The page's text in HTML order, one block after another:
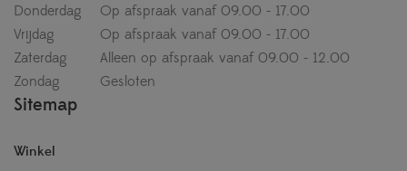
Donderdag
Op afspraak vanaf 09.00 - 17.00
Vrijdag
Op afspraak vanaf 09.00 - 17.00
Zaterdag
Alleen op afspraak vanaf 09.00 - 12.00
Zondag
Gesloten
Sitemap
Winkel